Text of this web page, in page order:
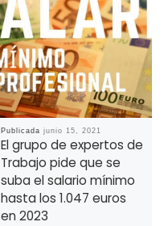
Publicada junio 15, 2021
El grupo de expertos de
Trabajo pide que se
suba el salario mínimo
hasta los 1.047 euros
en 2023